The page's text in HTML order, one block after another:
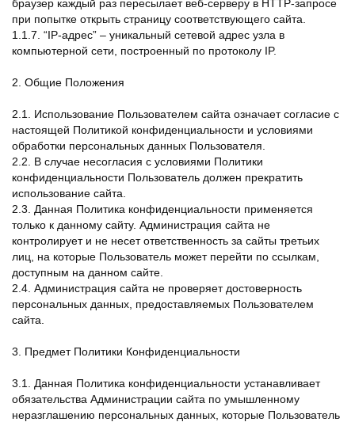
браузер каждый раз пересылает веб-серверу в HTTP-запросе
при попытке открыть страницу соответствующего сайта.
1.1.7. “IP-адрес” – уникальный сетевой адрес узла в
компьютерной сети, построенный по протоколу IP.
2. Общие Положения
2.1. Использование Пользователем сайта означает согласие с
настоящей Политикой конфиденциальности и условиями
обработки персональных данных Пользователя.
2.2. В случае несогласия с условиями Политики
конфиденциальности Пользователь должен прекратить
использование сайта.
2.3. Данная Политика конфиденциальности применяется
только к данному сайту. Администрация сайта не
контролирует и не несет ответственность за сайты третьих
лиц, на которые Пользователь может перейти по ссылкам,
доступным на данном сайте.
2.4. Администрация сайта не проверяет достоверность
персональных данных, предоставляемых Пользователем
сайта.
3. Предмет Политики Конфиденциальности
3.1. Данная Политика конфиденциальности устанавливает
обязательства Администрации сайта по умышленному
неразглашению персональных данных, которые Пользователь